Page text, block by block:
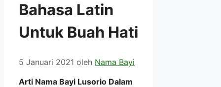
Bahasa Latin
Untuk Buah Hati
5 Januari 2021 oleh Nama Bayi
Arti Nama Bayi Lusorio Dalam